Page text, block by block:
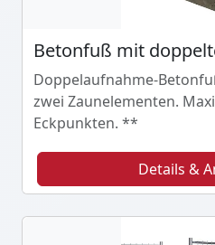
Betonfuß mit
Doppelaufnahme-
zwei Zaunelementen.
Eckpunkten. **
Details &